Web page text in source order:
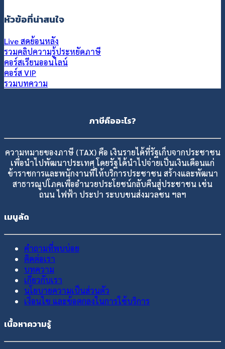
หัวข้อที่น่าสนใจ
Live สดย้อนหลัง
รวมคลิปความรู้ประหยัดภาษี
คอร์สเรียนออนไลน์
คอร์ส VIP
รวมบทความ
ภาษีคืออะไร?
ความหมายของภาษี (TAX) คือ เงินรายได้ที่รัฐเก็บจากประชาชน
เพื่อนำไปพัฒนาประเทศ โดยรัฐได้นำไปจ่ายเป็นเงินเดือนแก่
ข้าราชการและพนักงานที่ให้บริการประชาชน สร้างและพัฒนา
สาธารณูปโภคเพื่ออำนวยประโยชน์กลับคืนสู่ประชาชน เช่น
ถนน ไฟฟ้า ประปา ระบบขนส่งมวลชน ฯลฯ
เมนูลัด
คำถามที่พบบ่อย
ติดต่อเรา
บทความ
เกี่ยวกับเรา
นโยบายความเป็นส่วนตัว
เงื่อนไข และข้อตกลงในการใช้บริการ
เนื้อหาความรู้